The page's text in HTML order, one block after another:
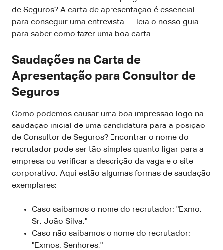
de Seguros? A carta de apresentação é essencial
para conseguir uma entrevista — leia o nosso guia
para saber como fazer uma boa carta.
Saudações na Carta de
Apresentação para Consultor de
Seguros
Como podemos causar uma boa impressão logo na
saudação inicial de uma candidatura para a posição
de Consultor de Seguros? Encontrar o nome do
recrutador pode ser tão simples quanto ligar para a
empresa ou verificar a descrição da vaga e o site
corporativo. Aqui estão algumas formas de saudação
exemplares:
Caso saibamos o nome do recrutador: "Exmo.
Sr. João Silva,"
Caso não saibamos o nome do recrutador:
"Exmos. Senhores,"